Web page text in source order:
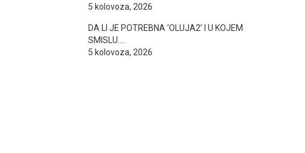
5 kolovoza, 2026
DA LI JE POTREBNA ‘OLUJA2’ I U KOJEM
SMISLU….
5 kolovoza, 2026